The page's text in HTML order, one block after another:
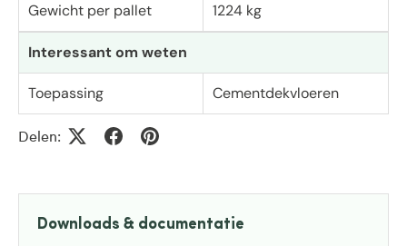
Gewicht per pallet 1224 kg
Interessant om weten
Toepassing Cementdekvloeren
Delen:
Downloads & documentatie